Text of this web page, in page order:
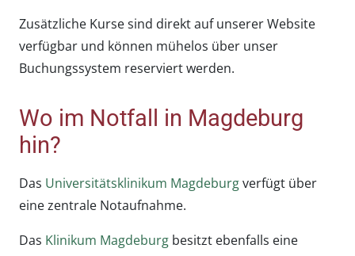
Zusätzliche Kurse sind direkt auf unserer Website
verfügbar und können mühelos über unser
Buchungssystem reserviert werden.
Wo im Notfall in Magdeburg
hin?
Das Universitätsklinikum Magdeburgverfügt über
eine zentrale Notaufnahme.
Das Klinikum Magdeburg besitzt ebenfalls eine